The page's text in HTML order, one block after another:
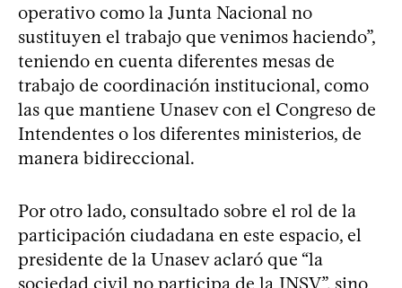
operativo como la Junta Nacional no
sustituyen el trabajo que venimos haciendo”,
teniendo en cuenta diferentes mesas de
trabajo de coordinación institucional, como
las que mantiene Unasev con el Congreso de
Intendentes o los diferentes ministerios, de
manera bidireccional.
Por otro lado, consultado sobre el rol de la
participación ciudadana en este espacio, el
presidente de la Unasev aclaró que “la
sociedad civil no participa de la JNSV”, sino